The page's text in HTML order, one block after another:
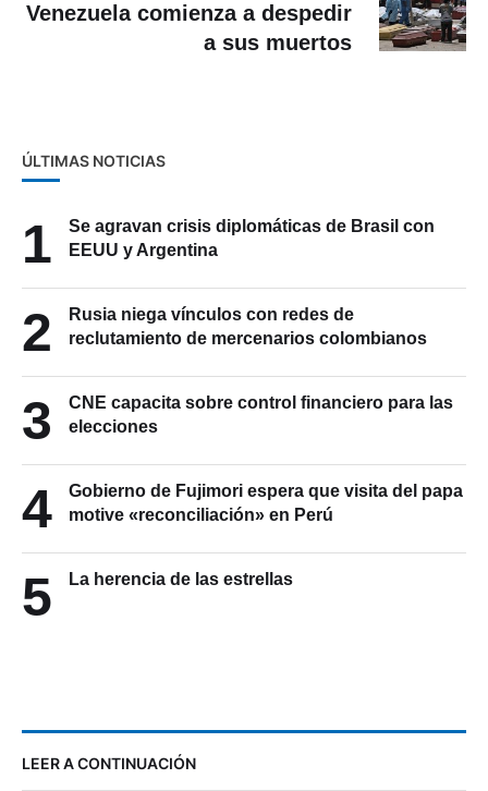
Venezuela comienza a despedir
a sus muertos
ÚLTIMAS NOTICIAS
1
Se agravan crisis diplomáticas de Brasil con
EEUU y Argentina
2
Rusia niega vínculos con redes de
reclutamiento de mercenarios colombianos
3
CNE capacita sobre control financiero para las
elecciones
4
Gobierno de Fujimori espera que visita del papa
motive «reconciliación» en Perú
5 La herencia de las estrellas
LEER A CONTINUACIÓN